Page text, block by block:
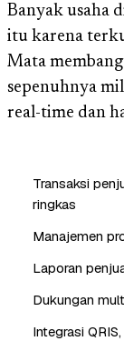
Banyak usaha
itu karena
Mata
sepenuhnya
real-time dan
Transaksi
ringkas
Manajemen
Laporan
Dukungan
Integrasi